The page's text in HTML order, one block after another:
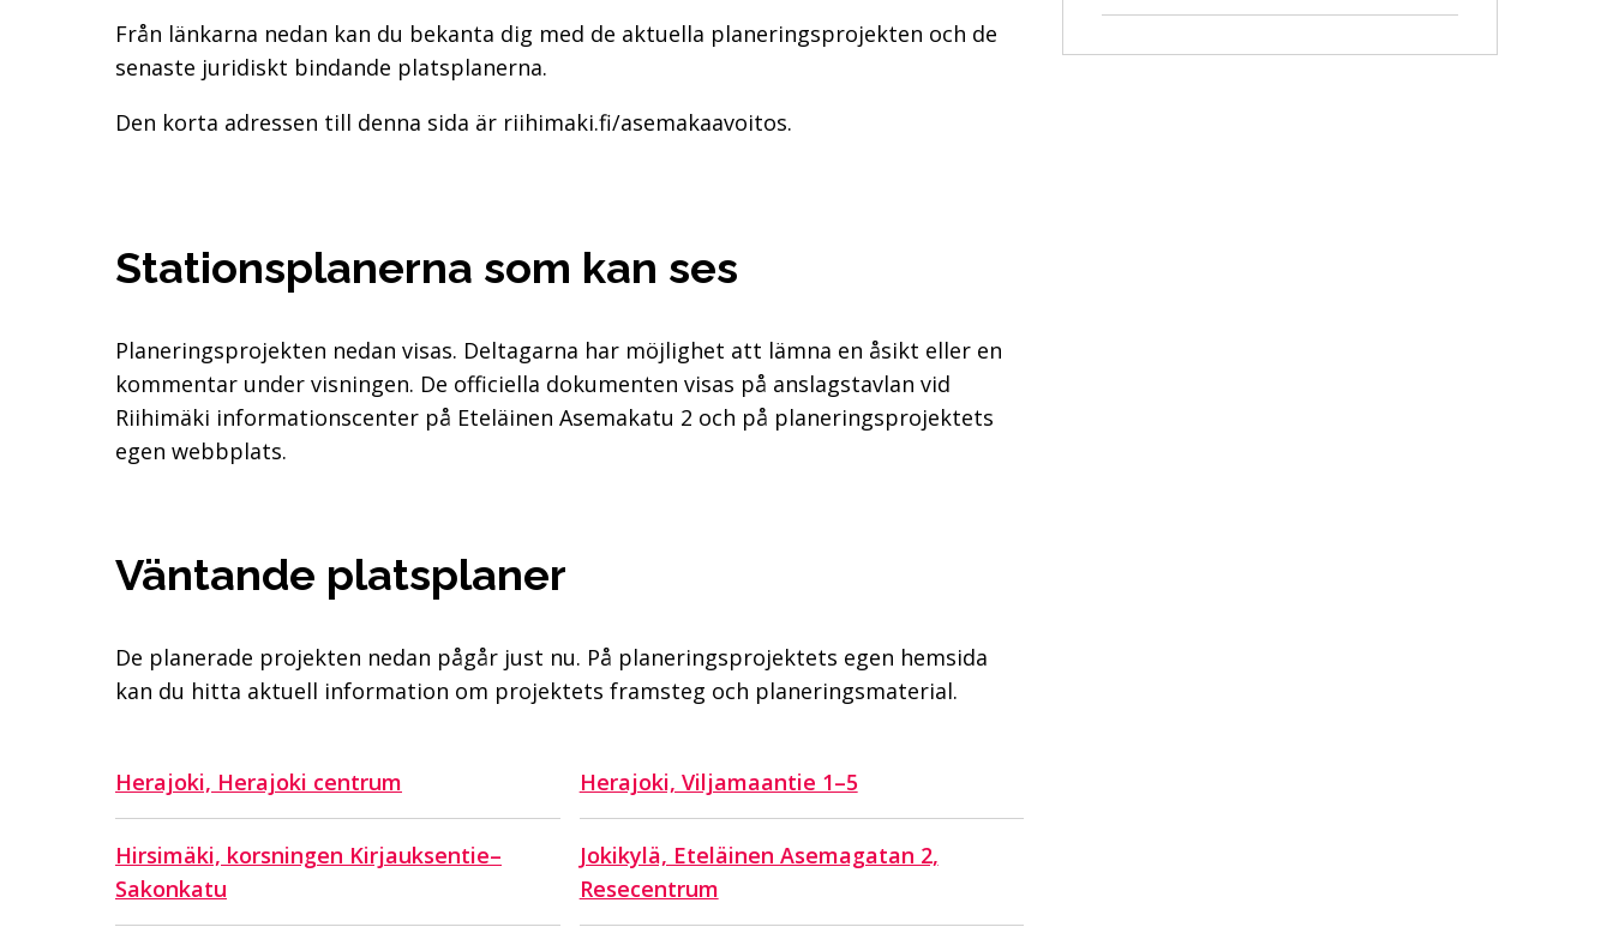
Från länkarna nedan kan du bekanta dig med de aktuella planeringsprojekten och de
senaste juridiskt bindande platsplanerna.
Den korta adressen till denna sida är riihimaki.fi/asemakaavoitos.
Stationsplanerna som kan ses
Planeringsprojekten nedan visas. Deltagarna har möjlighet att lämna en åsikt eller en
kommentar under visningen. De officiella dokumenten visas på anslagstavlan vid
Riihimäki informationscenter på Eteläinen Asemakatu 2 och på planeringsprojektets
egen webbplats.
Väntande platsplaner
De planerade projekten nedan pågår just nu. På planeringsprojektets egen hemsida
kan du hitta aktuell information om projektets framsteg och planeringsmaterial.
Herajoki, Herajoki centrum Herajoki, Viljamaantie 1–5
Hirsimäki, korsningen Kirjauksentie–
Sakonkatu
Jokikylä, Eteläinen Asemagatan 2,
Resecentrum